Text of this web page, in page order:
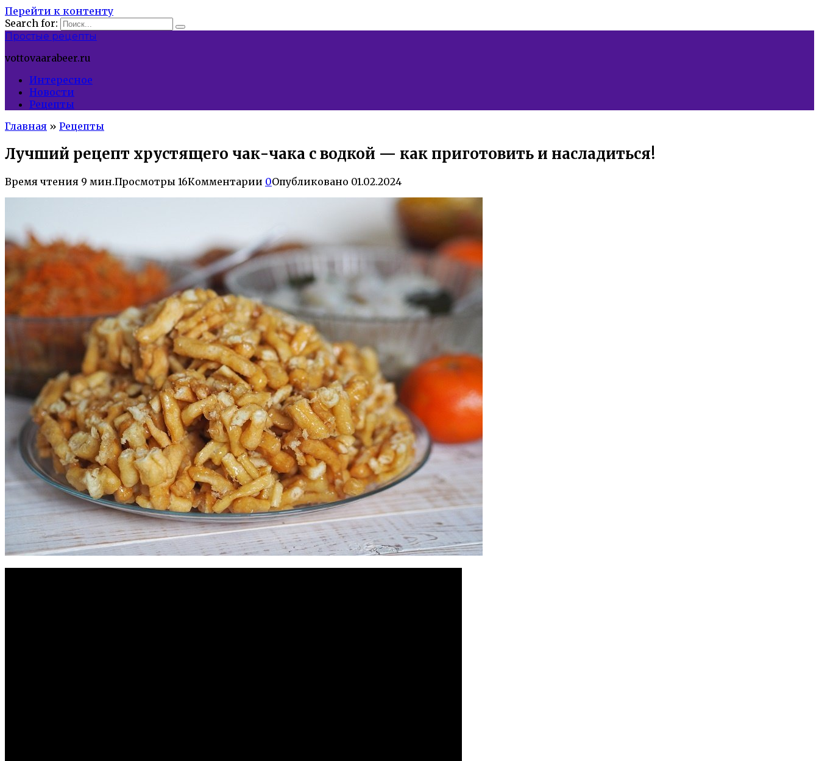
Перейти к контенту
Search for:
Простые рецепты
vottovaarabeer.ru
Интересное
Новости
Рецепты
Главная » Рецепты
Лучший рецепт хрустящего чак-чака с водкой — как приготовить и насладиться!
Время чтения 9 мин.Просмотры 16Комментарии 0Опубликовано 01.02.2024